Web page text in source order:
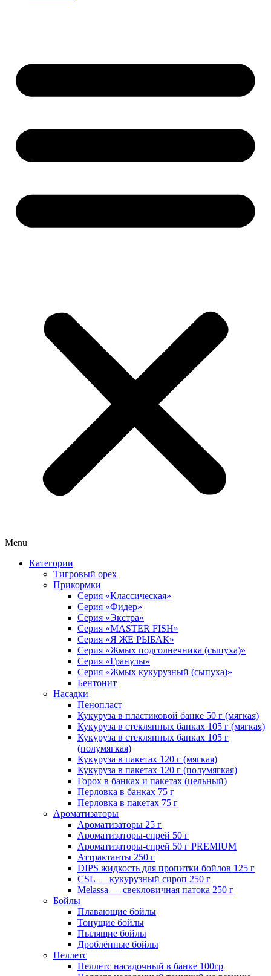
Menu
Категории
Тигровый орех
Прикормки
Серия «Классическая»
Серия «Фидер»
Серия «Экстра»
Серия «MASTER FISH»
Серия «Я ЖЕ РЫБАК»
Серия «Жмых подсолнечника (сыпуха)»
Cерия «Гранулы»
Серия «Жмых кукурузный (сыпуха)»
Бентонит
Насадки
Пенопласт
Кукуруза в пластиковой банке 50 г (мягкая)
Кукуруза в стеклянных банках 105 г (мягкая)
Кукуруза в стеклянных банках 105 г
(полумягкая)
Кукуруза в пакетах 120 г (мягкая)
Кукуруза в пакетах 120 г (полумягкая)
Горох в банках и пакетах (цельный)
Перловка в банках 75 г
Перловка в пакетах 75 г
Ароматизаторы
Ароматизаторы 25 г
Ароматизаторы-спрей 50 г
Ароматизаторы-спрей 50 г PREMIUM
Аттрактанты 250 г
DIPS жидкость для пропитки бойлов 125 г
CSL — кукурузный сироп 250 г
Melassa — свекловичная патока 250 г
Бойлы
Плавающие бойлы
Тонущие бойлы
Пылящие бойлы
Дроблённые бойлы
Пеллетс
Пеллетс насадочный в банке 100гр